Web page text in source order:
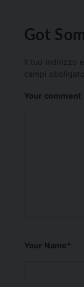
Got
Il tuo indirizzo
campi
Your comment
Your Name*